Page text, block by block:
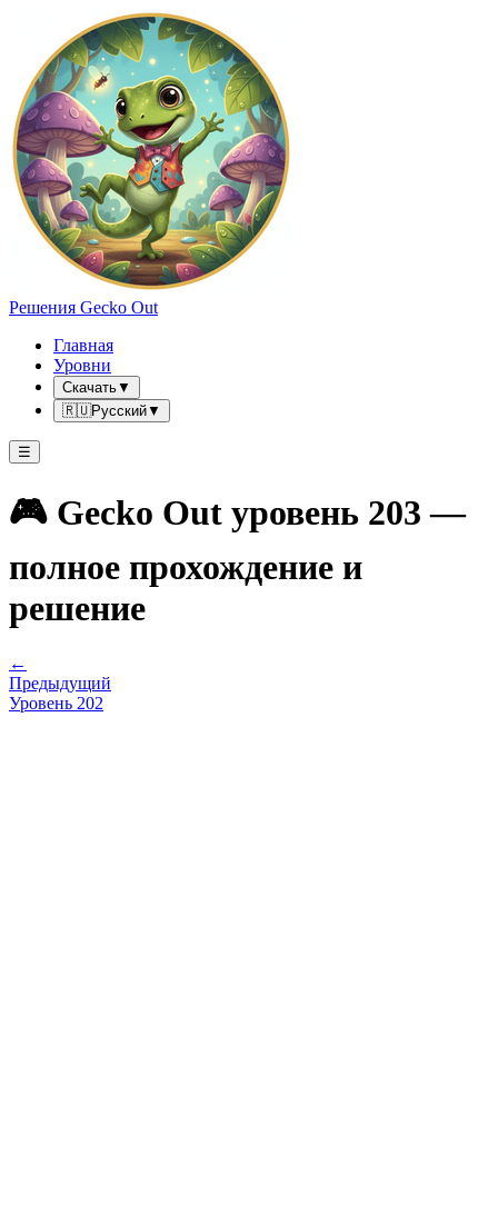
Решения Gecko Out
Главная
Уровни
Скачать▼
🇷🇺Русский▼
☰
🎮 Gecko Out уровень 203 —
полное прохождение и
решение
←
Предыдущий
Уровень 202